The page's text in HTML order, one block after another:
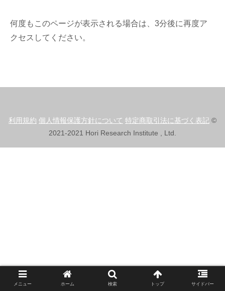
何度もこのページが表示される場合は、3分後に再度ア
クセスしてください。
利用規約 個人情報保護方針について 特定商取引法に基づく表記 ©
2021-2021 Hori Research Institute , Ltd.
メニュー ホーム 検索 トップ サイドバー